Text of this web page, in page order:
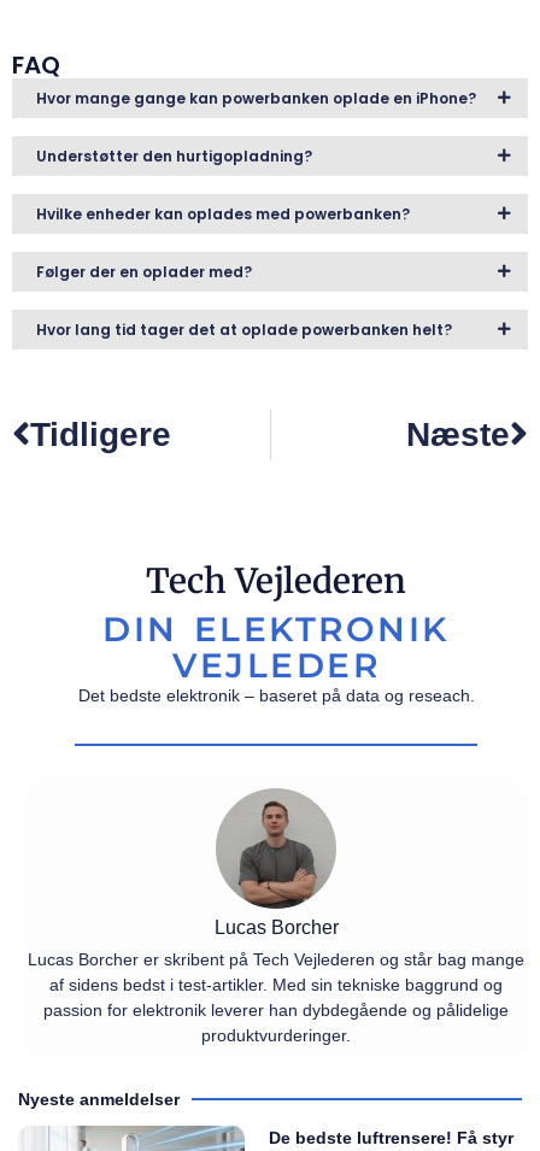
FAQ
Hvor mange gange kan powerbanken oplade en iPhone?
Understøtter den hurtigopladning?
Hvilke enheder kan oplades med powerbanken?
Følger der en oplader med?
Hvor lang tid tager det at oplade powerbanken helt?
Tidligere Næste
Tech Vejlederen
DIN ELEKTRONIK
VEJLEDER
Det bedste elektronik – baseret på data og reseach.
Lucas Borcher
Lucas Borcher er skribent på Tech Vejlederen og står bag mange
af sidens bedst i test-artikler. Med sin tekniske baggrund og
passion for elektronik leverer han dybdegående og pålidelige
produktvurderinger.
Nyeste anmeldelser
De bedste luftrensere! Få styr